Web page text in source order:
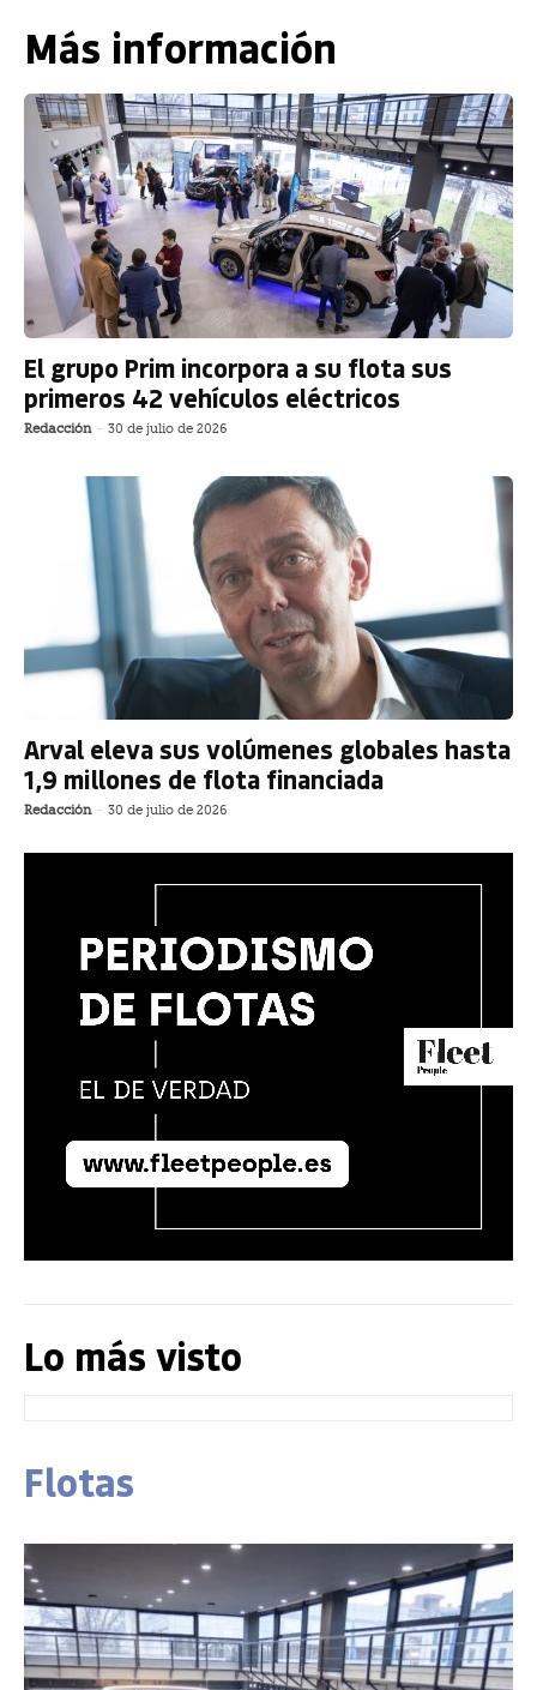
Más información
El grupo Prim incorpora a su flota sus
primeros 42 vehículos eléctricos
Redacción - 30 de julio de 2026
Arval eleva sus volúmenes globales hasta
1,9 millones de flota financiada
Redacción - 30 de julio de 2026
Lo más visto
Flotas